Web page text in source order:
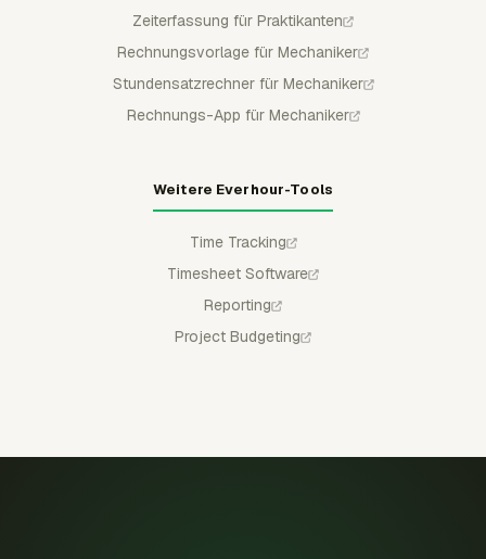
Zeiterfassung für Praktikanten
Rechnungsvorlage für Mechaniker
Stundensatzrechner für Mechaniker
Rechnungs-App für Mechaniker
Weitere Everhour-Tools
Time Tracking
Timesheet Software
Reporting
Project Budgeting